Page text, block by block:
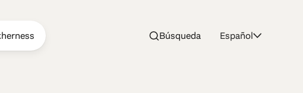
Búsqueda Español